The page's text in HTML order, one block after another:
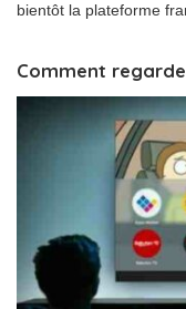
bientôt la plateforme
Comment